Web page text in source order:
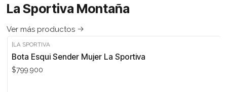
La Sportiva Montaña
Ver más productos
LA SPORTIVA
Bota Esqui Sender Mujer La Sportiva
$799.900